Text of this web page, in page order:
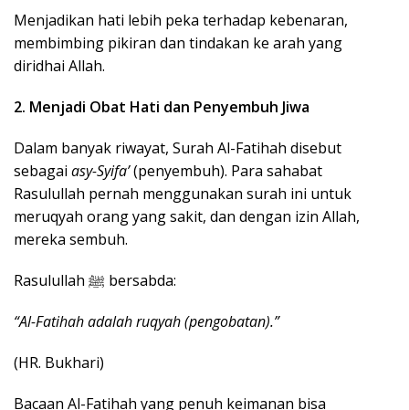
Menjadikan hati lebih peka terhadap kebenaran,
membimbing pikiran dan tindakan ke arah yang
diridhai Allah.
2. Menjadi Obat Hati dan Penyembuh Jiwa
Dalam banyak riwayat, Surah Al-Fatihah disebut
sebagai asy-Syifa’(penyembuh). Para sahabat
Rasulullah pernah menggunakan surah ini untuk
meruqyah orang yang sakit, dan dengan izin Allah,
mereka sembuh.
Rasulullah ﷺ bersabda:
“Al-Fatihah adalah ruqyah (pengobatan).”
(HR. Bukhari)
Bacaan Al-Fatihah yang penuh keimanan bisa